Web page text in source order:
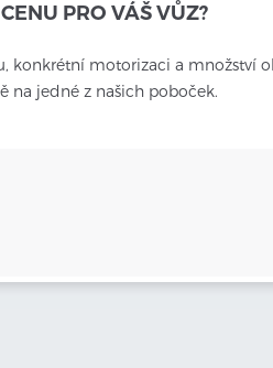
PRO VÁŠ VŮZ?
konkrétní motorizaci a množství
na jedné z našich poboček.